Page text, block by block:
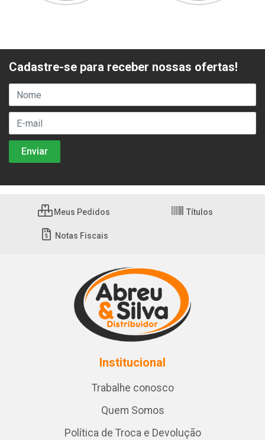
Cadastre-se para receber nossas ofertas!
Meus Pedidos Títulos
Notas Fiscais
Institucional
Trabalhe conosco
Quem Somos
Política de Troca e Devolução